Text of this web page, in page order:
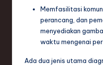
Memfasilitasi
perancang, dan
menyediakan
waktu mengenai
Ada dua jenis utama